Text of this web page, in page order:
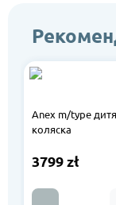
Anex m/type
коляска
3799 zł